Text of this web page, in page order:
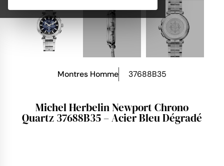
Montres Homme 37688B35
Michel Herbelin Newport Chrono
Quartz 37688B35 – Acier Bleu Dégradé